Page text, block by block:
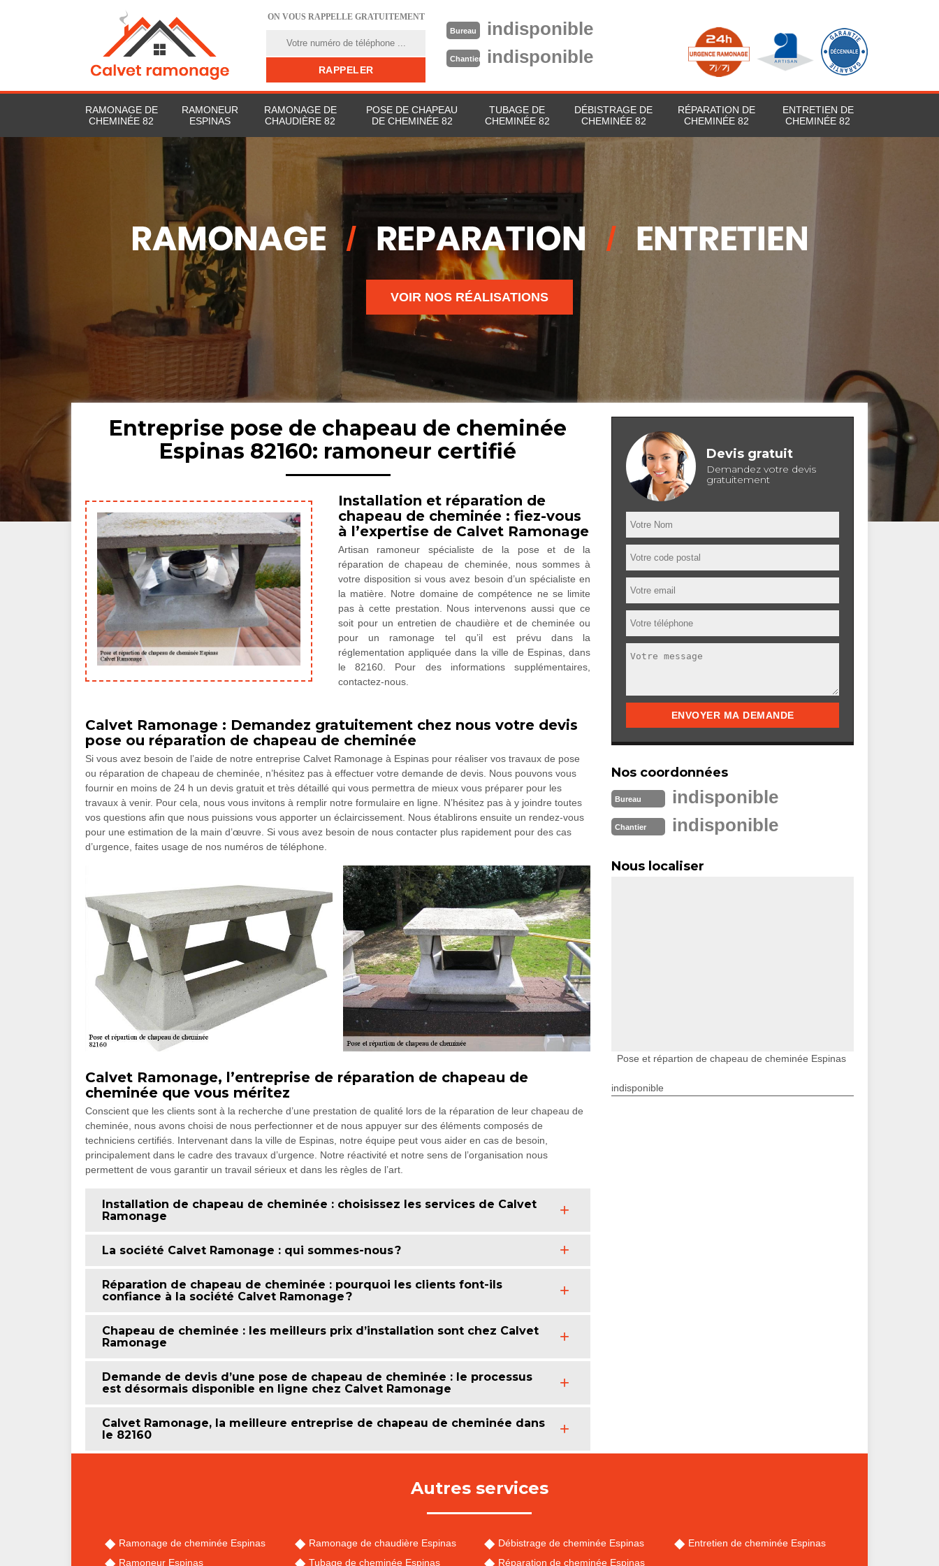
ON VOUS RAPPELLE GRATUITEMENT
Bureau indisponible
Chantier indisponible
RAMONAGE DE
CHEMINÉE 82
RAMONEUR
ESPINAS
RAMONAGE DE
CHAUDIÈRE 82
POSE DE CHAPEAU
DE CHEMINÉE 82
TUBAGE DE
CHEMINÉE 82
DÉBISTRAGE DE
CHEMINÉE 82
RÉPARATION DE
CHEMINÉE 82
ENTRETIEN DE
CHEMINÉE 82
VOIR NOS RÉALISATIONS
Entreprise pose de chapeau de cheminée
Espinas 82160: ramoneur certifié
Installation et réparation de
chapeau de cheminée : fiez-vous
à l’expertise de Calvet Ramonage
Artisan ramoneur spécialiste de la pose et de la
réparation de chapeau de cheminée, nous sommes à
votre disposition si vous avez besoin d’un spécialiste en
la matière. Notre domaine de compétence ne se limite
pas à cette prestation. Nous intervenons aussi que ce
soit pour un entretien de chaudière et de cheminée ou
pour un ramonage tel qu’il est prévu dans la
réglementation appliquée dans la ville de Espinas, dans
le 82160. Pour des informations supplémentaires,
contactez-nous.
Calvet Ramonage : Demandez gratuitement chez nous votre devis
pose ou réparation de chapeau de cheminée
Si vous avez besoin de l’aide de notre entreprise Calvet Ramonage à Espinas pour réaliser vos travaux de pose
ou réparation de chapeau de cheminée, n’hésitez pas à effectuer votre demande de devis. Nous pouvons vous
fournir en moins de 24 h un devis gratuit et très détaillé qui vous permettra de mieux vous préparer pour les
travaux à venir. Pour cela, nous vous invitons à remplir notre formulaire en ligne. N’hésitez pas à y joindre toutes
vos questions afin que nous puissions vous apporter un éclaircissement. Nous établirons ensuite un rendez-vous
pour une estimation de la main d’œuvre. Si vous avez besoin de nous contacter plus rapidement pour des cas
d’urgence, faites usage de nos numéros de téléphone.
Calvet Ramonage, l’entreprise de réparation de chapeau de
cheminée que vous méritez
Conscient que les clients sont à la recherche d’une prestation de qualité lors de la réparation de leur chapeau de
cheminée, nous avons choisi de nous perfectionner et de nous appuyer sur des éléments composés de
techniciens certifiés. Intervenant dans la ville de Espinas, notre équipe peut vous aider en cas de besoin,
principalement dans le cadre des travaux d’urgence. Notre réactivité et notre sens de l’organisation nous
permettent de vous garantir un travail sérieux et dans les règles de l’art.
Installation de chapeau de cheminée : choisissez les services de Calvet
Ramonage
La société Calvet Ramonage : qui sommes-nous ?
Réparation de chapeau de cheminée : pourquoi les clients font-ils
confiance à la société Calvet Ramonage ?
Chapeau de cheminée : les meilleurs prix d’installation sont chez Calvet
Ramonage
Demande de devis d’une pose de chapeau de cheminée : le processus
est désormais disponible en ligne chez Calvet Ramonage
Calvet Ramonage, la meilleure entreprise de chapeau de cheminée dans
le 82160
Devis gratuit
Demandez votre devis
gratuitement
Nos coordonnées
Bureau indisponible
Chantier indisponible
Nous localiser
Pose et répartion de chapeau de cheminée Espinas
indisponible
Autres services
Ramonage de cheminée Espinas
Ramoneur Espinas
Ramonage de chaudière Espinas
Tubage de cheminée Espinas
Débistrage de cheminée Espinas
Réparation de cheminée Espinas
Entretien de cheminée Espinas